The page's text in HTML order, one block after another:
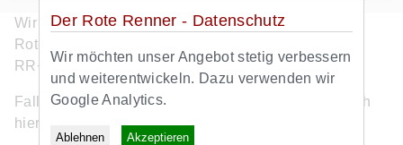
Der Rote Renner - Datenschutz
Wir möchten unser Angebot stetig verbessern
und weiterentwickeln. Dazu verwenden wir
Google Analytics.
Ablehnen Akzeptieren
Wir freuen uns ueber Ihr Interesse am Angebot des
Roten Renners. Dieser Artikel ist eine Leistung von
RR+. Hier geht es zumkostenlosen RR+ Probeabo
Falls Sie bereits RR+ Abonnent sind, können Sie sich
hier